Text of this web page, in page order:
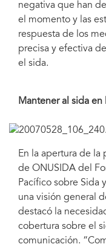
negativa que han
el momento y las
respuesta de los
precisa y efectiva
el sida.
Mantener al sida
En la apertura de la
de ONUSIDA del
Pacífico sobre Sida
una visión general
destacó la
cobertura sobre el
comunicación.